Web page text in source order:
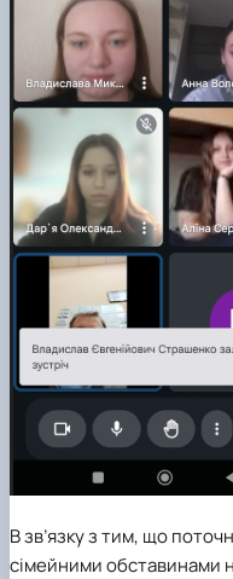
В зв’язку з тим, що
сімейними обставинами